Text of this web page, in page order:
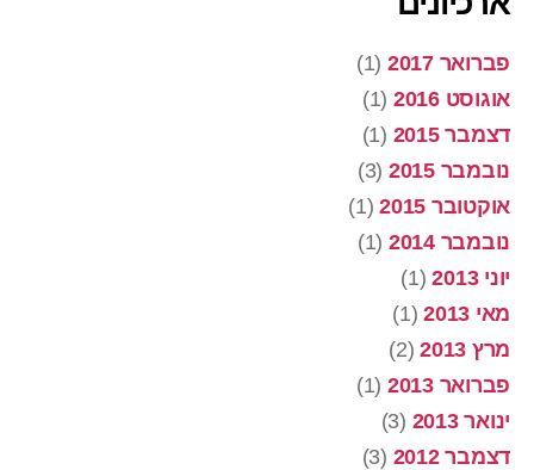
פברואר 2017
(1)
אוגוסט 2016
(1)
דצמבר 2015
(1)
נובמבר 2015
(3)
אוקטובר 2015
(1)
נובמבר 2014
(1)
יוני 2013
(1)
מאי 2013
(1)
מרץ 2013
(2)
פברואר 2013
(1)
ינואר 2013
(3)
דצמבר 2012
(3)